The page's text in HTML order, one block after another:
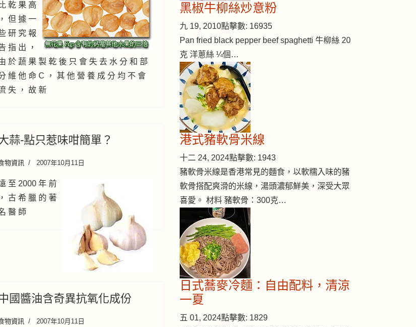
比 乾 果 高
， 但 據 一
研 究 報
指 出 ，
於 蔬 果 製 乾 後 只 會 失 去 水 分 和 部
維 他 命 C ， 其 他 營 養 成 分 均 不 會
失 ， 故 新
蒜-點只惹味咁簡單？
物資訊 2007年10月11日
至 2000 年 前
， 古 希 臘 的 著
醫 師
國醬油含奇異抗氧化成份
物資訊 2007年10月11日
黑椒牛柳絲炒意粉
九 19, 2010點擊數: 16935
Pan fried black pepper beef spaghetti 牛柳絲 20
克 洋蔥絲 ¼個…
港式豬軟骨米線
十二 24, 2024點擊數: 1943
豬軟骨米線是香港常見的麵食，以軟糯入味的豬
軟骨搭配爽滑的米線，湯頭濃郁鮮美，深受大眾
喜愛。 材料 豬軟骨：300克…
日式蕎麥冷麵：自由配料，清涼
一夏
五 01, 2024點擊數: 1829